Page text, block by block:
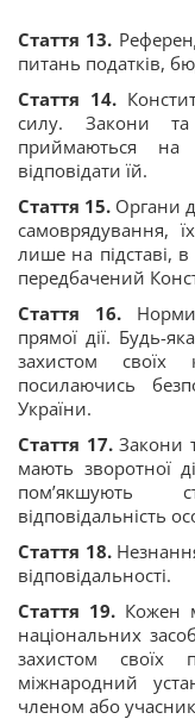
Стаття 13.
питань податків,
Стаття 14.
силу. Закони та
приймаються на
відповідати їй.
Стаття 15. Органи
самоврядування,
лише на підставі,
передбачений
Стаття 16.Норми
прямої дії. Будь-
захистом своїх
посилаючись
України.
Стаття 17.Закони
мають зворотної
пом’якшують
відповідальність
Стаття 18.
відповідальності.
Стаття 19. Кожен
національних
захистом своїх
міжнародний
членом або